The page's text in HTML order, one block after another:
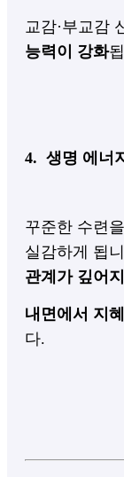
교감·부교감
능력이 강화
4. 생명 에너
꾸준한 수련
실감하게 됩
관계가 깊어
내면에서 지
다.